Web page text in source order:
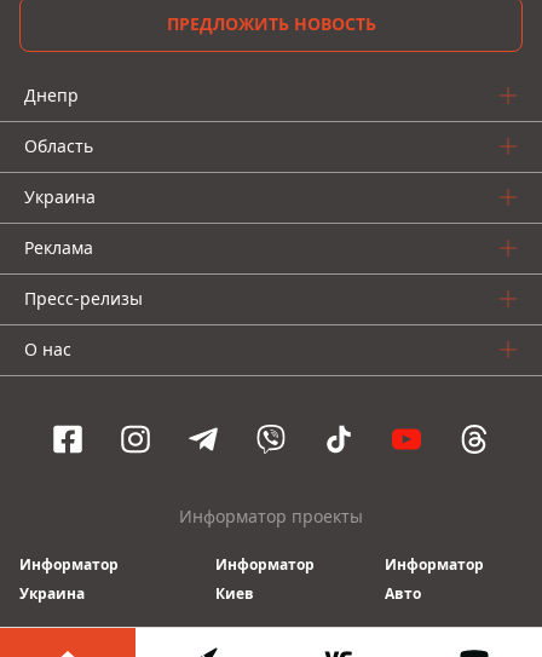
ПРЕДЛОЖИТЬ НОВОСТЬ
Днепр
Область
Украина
Реклама
Пресс-релизы
О нас
Информатор проекты
Информатор
Украина
Информатор
Киев
Информатор
Авто